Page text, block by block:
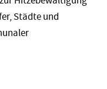
Städte und